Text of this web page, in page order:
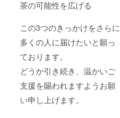
茶の可能性を広げる
この3つのきっかけをさらに
多くの人に届けたいと願っ
ております。
どうか引き続き、温かいご
支援を賜われますようお願
い申し上げます。